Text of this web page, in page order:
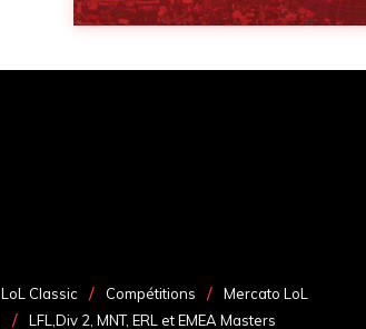
LoL Classic Compétitions
Mercato LoL
LFL,Div 2, MNT, ERL et EMEA Masters